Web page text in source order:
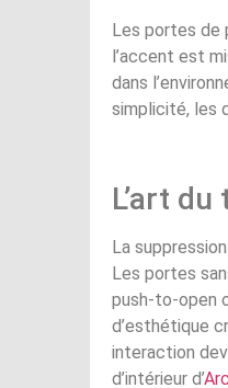
Les portes de
l’accent est
dans
simplicité, les
L’art
La
Les portes
push-to-open
d’esthétique
interaction
d’intérieur d’